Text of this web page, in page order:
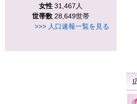
女性 31,467人
世帯数 28,649世帯
>>> 人口速報一覧を見る